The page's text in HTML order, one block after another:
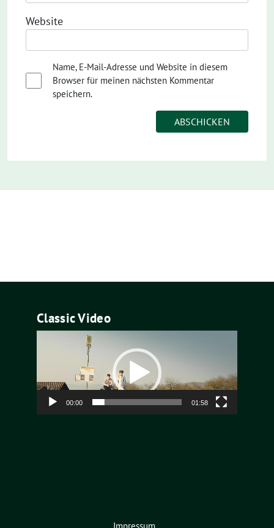
Website
Name, E-Mail-Adresse und Website in diesem
Browser für meinen nächsten Kommentar
speichern.
Classic Video
00:00 01:58